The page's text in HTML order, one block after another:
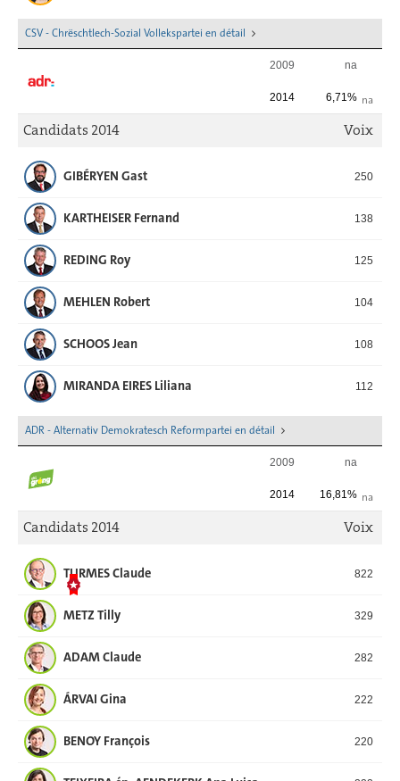
CSV - Chrëschtlech-Sozial Vollekspartei en détail
2009 na
na
2014 6,71%
Candidats 2014 Voix
GIBÉRYEN Gast 250
KARTHEISER Fernand 138
REDING Roy 125
MEHLEN Robert 104
SCHOOS Jean 108
MIRANDA EIRES Liliana 112
ADR - Alternativ Demokratesch Reformpartei en détail
2009 na
na
2014 16,81%
Candidats 2014 Voix
TURMES Claude 822
METZ Tilly 329
ADAM Claude 282
ÁRVAI Gina 222
BENOY François 220